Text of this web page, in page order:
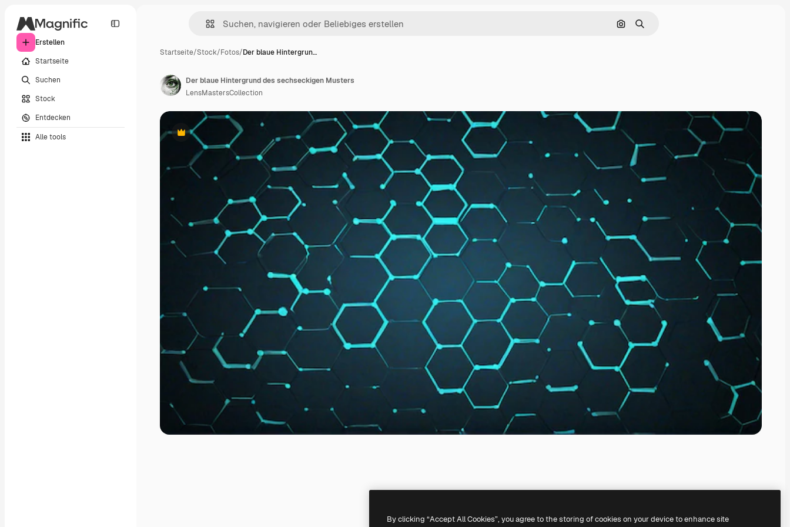
Erstellen
Startseite
Suchen
Stock
Entdecken
Alle tools
Nach Bild suchen
Suchen
Startseite/Stock/Fotos/Der blaue Hintergrun…
Premium
Der blaue Hintergrund des sechseckigen Musters
LensMastersCollection
By clicking “Accept All Cookies”, you agree to the storing of cookies on your device to enhance site